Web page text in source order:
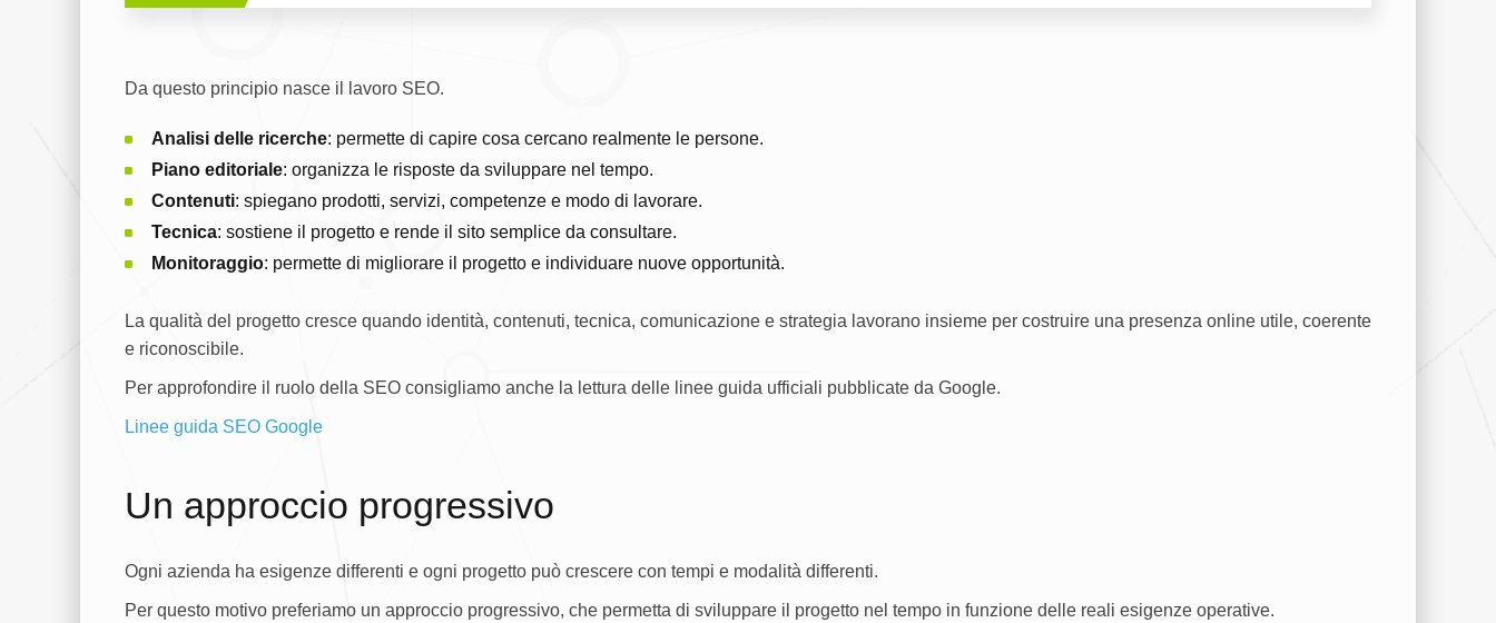
Da questo principio nasce il lavoro SEO.
Analisi delle ricerche: permette di capire cosa cercano realmente le persone.
Piano editoriale: organizza le risposte da sviluppare nel tempo.
Contenuti: spiegano prodotti, servizi, competenze e modo di lavorare.
Tecnica: sostiene il progetto e rende il sito semplice da consultare.
Monitoraggio: permette di migliorare il progetto e individuare nuove opportunità.
La qualità del progetto cresce quando identità, contenuti, tecnica, comunicazione e strategia lavorano insieme per costruire una presenza online utile, coerente
e riconoscibile.
Per approfondire il ruolo della SEO consigliamo anche la lettura delle linee guida ufficiali pubblicate da Google.
Linee guida SEO Google
Un approccio progressivo
Ogni azienda ha esigenze differenti e ogni progetto può crescere con tempi e modalità differenti.
Per questo motivo preferiamo un approccio progressivo, che permetta di sviluppare il progetto nel tempo in funzione delle reali esigenze operative.